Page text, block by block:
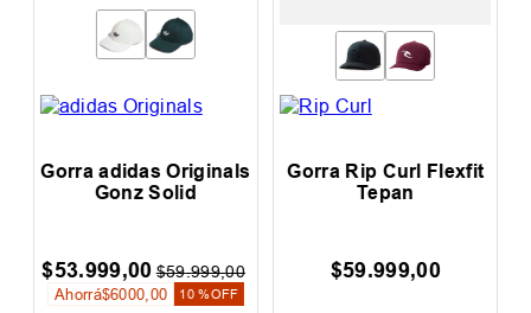
Gorra adidas Originals
Gonz Solid
$53.999,00 $59.999,00
Ahorrá$6000 00 10 %OFF
Gorra Rip Curl Flexfit
Tepan
$59.999,00